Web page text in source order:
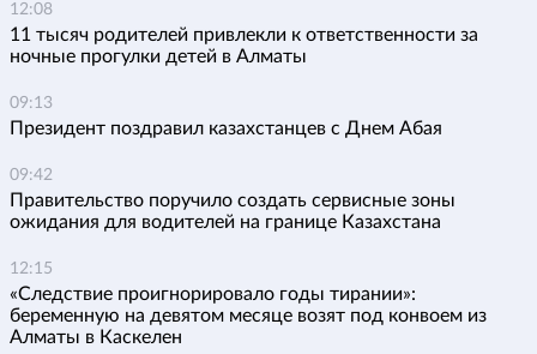
12:08
11 тысяч родителей привлекли к ответственности за
ночные прогулки детей в Алматы
09:13
Президент поздравил казахстанцев с Днем Абая
09:42
Правительство поручило создать сервисные зоны
ожидания для водителей на границе Казахстана
12:15
«Следствие проигнорировало годы тирании»:
беременную на девятом месяце возят под конвоем из
Алматы в Каскелен